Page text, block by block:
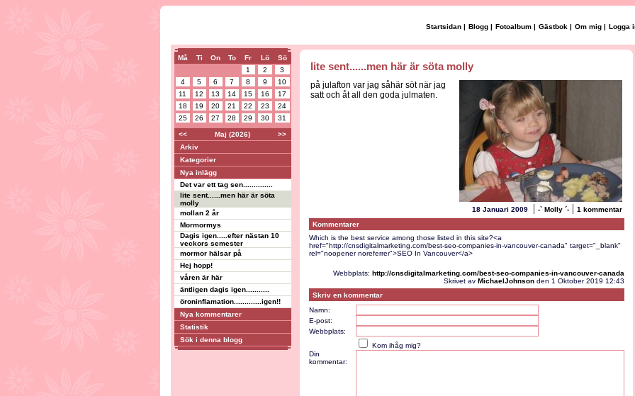
Startsidan | Blogg | Fotoalbum | Gästbok | Om mig | Logga
Må Ti On To Fr Lö
Sö
1
2
3
4
5 6 7 8 9
10
11
12 13 14 15 16
17
18
19 20 21 22 23
24
25
26 27 28 29 30 31
<< Maj (2026)
>>
Arkiv
Kategorier
Nya inlägg
Det var ett tag sen..............
lite sent......men här är söta
molly
mollan 2 år
Mormormys
Dagis igen.....efter nästan 10
veckors semester
mormor hälsar på
Hej hopp!
våren är här
äntligen dagis igen...........
öroninflamation.............igen!!
Nya kommentarer
Statistik
Sök i denna blogg
lite sent......men här är söta molly
på julafton var jag såhär söt när jag
satt och åt all den goda julmaten.
18 Januari 2009 | -` Molly ´- | 1 kommentar
Kommentarer
Which is the best service among those listed in this site?<a
href="http://cnsdigitalmarketing.com/best-seo-companies-in-vancouver-canada" target="_blank"
rel="noopener noreferrer">SEO In Vancouver</a>
Webbplats: http://cnsdigitalmarketing.com/best-seo-companies-in-vancouver-canada
Skrivet av MichaelJohnsonden 1 Oktober 2019 12:43
Skriv en kommentar
Namn:
E-post:
Webbplats:
Kom ihåg mig?
Din
kommentar: